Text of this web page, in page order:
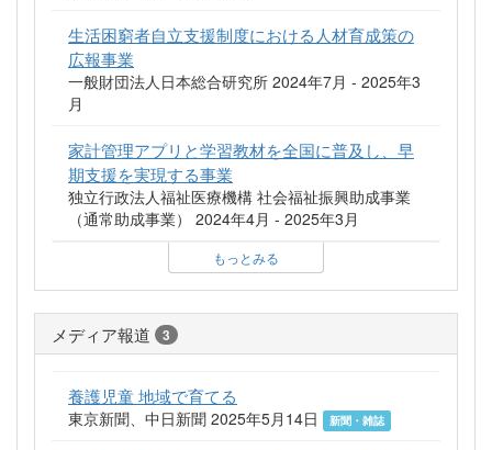
生活困窮者自立支援制度における人材育成策の
広報事業
一般財団法人日本総合研究所 2024年7月 - 2025年3
月
家計管理アプリと学習教材を全国に普及し、早
期支援を実現する事業
独立行政法人福祉医療機構 社会福祉振興助成事業
（通常助成事業） 2024年4月 - 2025年3月
もっとみる
メディア報道 3
養護児童 地域で育てる
東京新聞、中日新聞 2025年5月14日 新聞・雑誌